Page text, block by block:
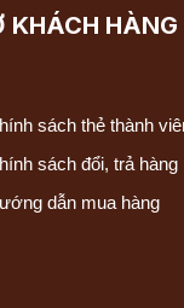
KHÁCH HÀNG
sách thẻ thành
sách đổi, trả hàng
dẫn mua hàng